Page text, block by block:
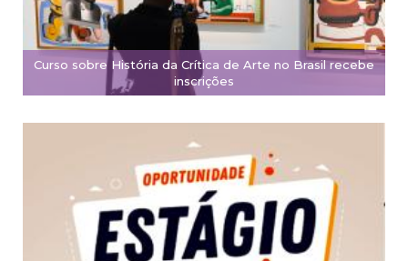
Curso sobre História da Crítica de Arte no Brasil recebe
inscrições